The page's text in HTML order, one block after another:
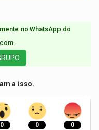
no WhatsApp do
a isso.
0 0 0